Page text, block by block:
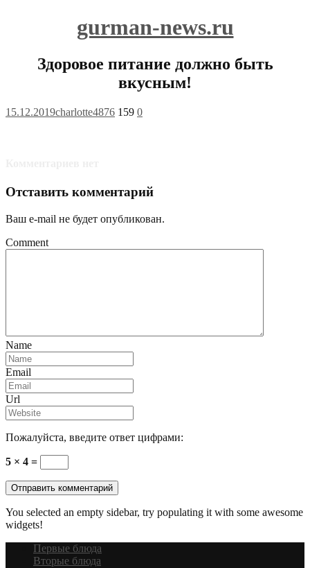
gurman-news.ru
Здоровое питание должно быть
вкусным!
15.12.2019charlotte4876 159 0
Отставить комментарий
Ваш e-mail не будет опубликован.
Comment
Name
Email
Url
Пожалуйста, введите ответ цифрами:
5 × 4 =
You selected an empty sidebar, try populating it with some awesome
widgets!
Первые блюда
Вторые блюда